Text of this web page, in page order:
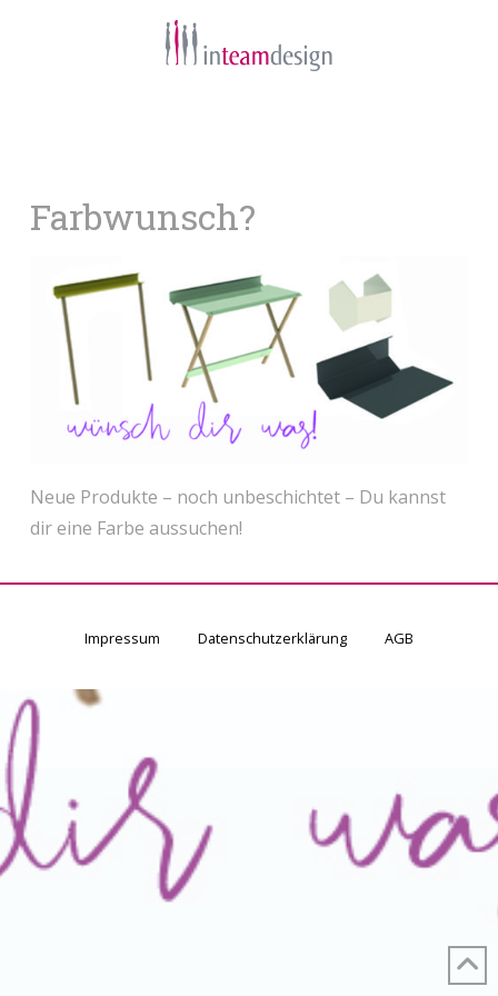
Farbwunsch?
Neue Produkte – noch unbeschichtet – Du kannst
dir eine Farbe aussuchen!
Impressum Datenschutzerklärung AGB